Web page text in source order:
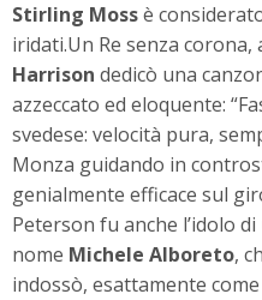
Stirling Mossè
iridati.Un Re senza corona,
Harrison dedicò una
azzeccato ed eloquente:
svedese: velocità pura,
Monza guidando in
genialmente efficace sul
Peterson fu anche l’idolo
nome Michele Alboreto,
indossò, esattamente